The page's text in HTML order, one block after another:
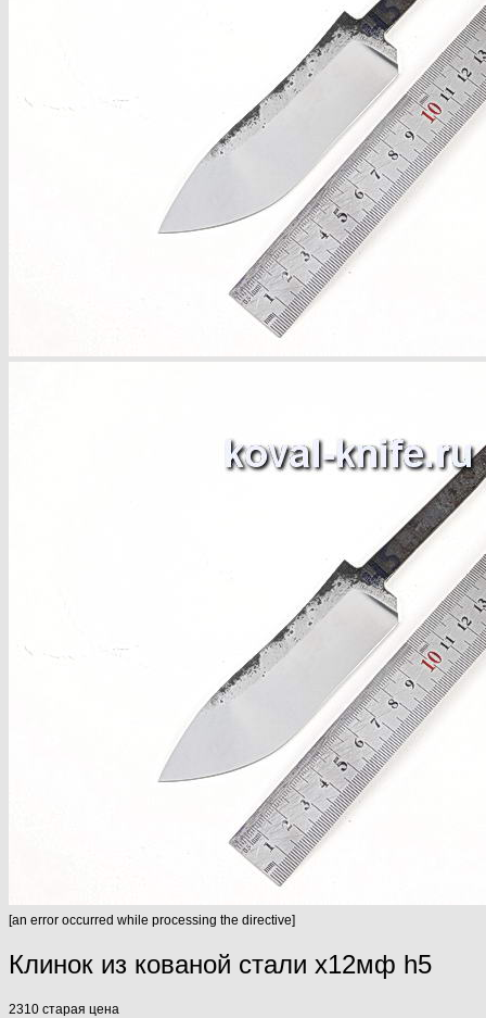
[an error occurred while processing the directive]
Клинок из кованой стали х12мф h5
2310 старая цена